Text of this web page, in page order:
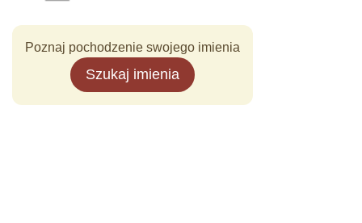
Poznaj pochodzenie swojego imienia
Szukaj imienia